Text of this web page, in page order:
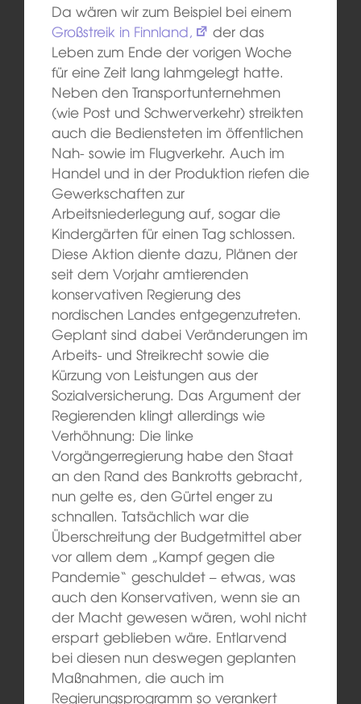
Da wären wir zum Beispiel bei einem
Großstreik in Finnland,
der das
Leben zum Ende der vorigen Woche
für eine Zeit lang lahmgelegt hatte.
Neben den Transportunternehmen
(wie Post und Schwerverkehr) streikten
auch die Bediensteten im öffentlichen
Nah- sowie im Flugverkehr. Auch im
Handel und in der Produktion riefen die
Gewerkschaften zur
Arbeitsniederlegung auf, sogar die
Kindergärten für einen Tag schlossen.
Diese Aktion diente dazu, Plänen der
seit dem Vorjahr amtierenden
konservativen Regierung des
nordischen Landes entgegenzutreten.
Geplant sind dabei Veränderungen im
Arbeits- und Streikrecht sowie die
Kürzung von Leistungen aus der
Sozialversicherung. Das Argument der
Regierenden klingt allerdings wie
Verhöhnung: Die linke
Vorgängerregierung habe den Staat
an den Rand des Bankrotts gebracht,
nun gelte es, den Gürtel enger zu
schnallen. Tatsächlich war die
Überschreitung der Budgetmittel aber
vor allem dem „Kampf gegen die
Pandemie“ geschuldet – etwas, was
auch den Konservativen, wenn sie an
der Macht gewesen wären, wohl nicht
erspart geblieben wäre. Entlarvend
bei diesen nun deswegen geplanten
Maßnahmen, die auch im
Regierungsprogramm so verankert